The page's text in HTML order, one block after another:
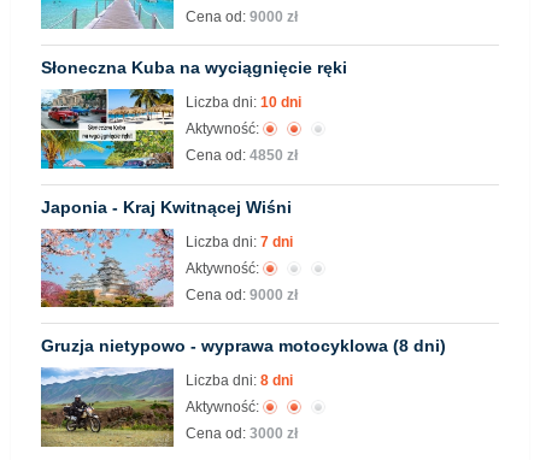
Cena od: 9000 zł
Słoneczna Kuba na wyciągnięcie ręki
Liczba dni: 10 dni
Aktywność:
Cena od: 4850 zł
Japonia - Kraj Kwitnącej Wiśni
Liczba dni: 7 dni
Aktywność:
Cena od: 9000 zł
Gruzja nietypowo - wyprawa motocyklowa (8 dni)
Liczba dni: 8 dni
Aktywność:
Cena od: 3000 zł